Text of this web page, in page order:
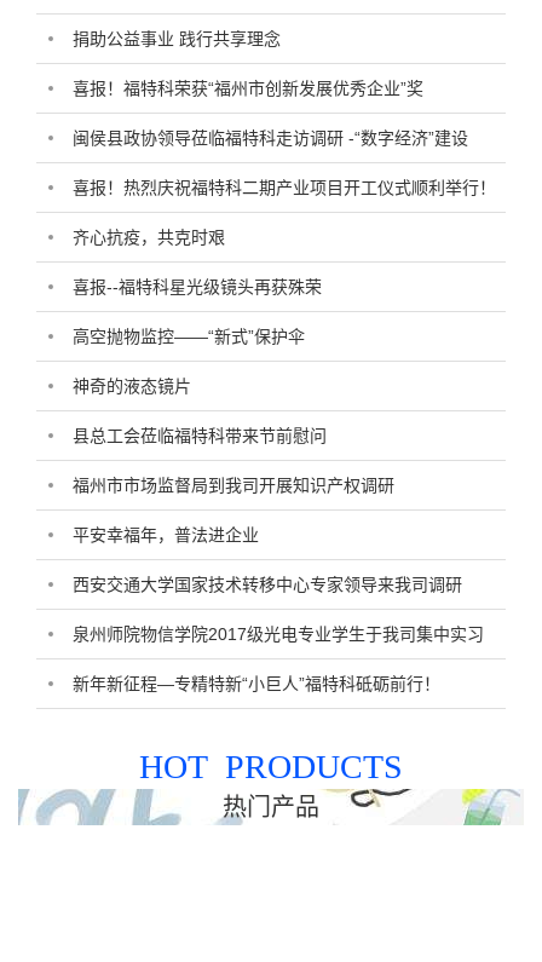
捐助公益事业 践行共享理念
喜报！福特科荣获“福州市创新发展优秀企业”奖
闽侯县政协领导莅临福特科走访调研 -“数字经济”建设
喜报！热烈庆祝福特科二期产业项目开工仪式顺利举行！
齐心抗疫，共克时艰
喜报--福特科星光级镜头再获殊荣
高空抛物监控——“新式”保护伞
神奇的液态镜片
县总工会莅临福特科带来节前慰问
福州市市场监督局到我司开展知识产权调研
平安幸福年，普法进企业
西安交通大学国家技术转移中心专家领导来我司调研
泉州师院物信学院2017级光电专业学生于我司集中实习
新年新征程—专精特新“小巨人”福特科砥砺前行！
HOT PRODUCTS
热门产品